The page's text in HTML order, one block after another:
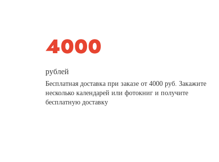
рублей
Бесплатная доставка при заказе от 4000 руб. Закажите
несколько календарей или фотокниг и получите
бесплатную доставку